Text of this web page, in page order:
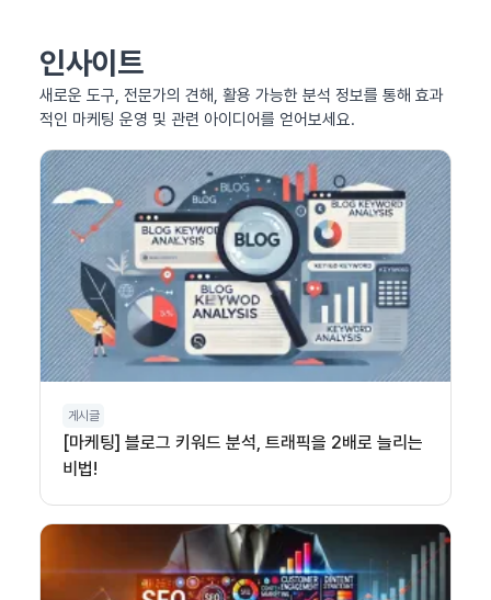
인사이트
새로운 도구, 전문가의 견해, 활용 가능한 분석 정보를 통해 효과
적인 마케팅 운영 및 관련 아이디어를 얻어보세요.
게시글
[마케팅] 블로그 키워드 분석, 트래픽을 2배로 늘리는
비법!